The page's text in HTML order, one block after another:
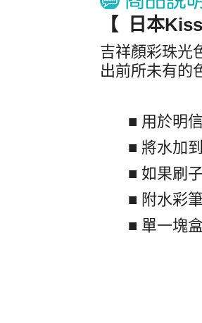
【 日本
吉祥顏彩珠光
出前所未有的
■ 用於明
■ 將水加
■ 如果刷
■ 附水彩
■ 單一塊